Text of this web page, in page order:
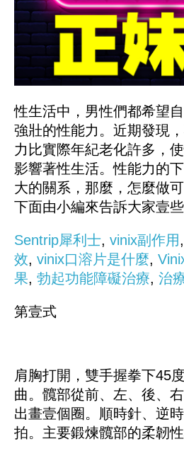
性生活中，男性們都希望
強壯的性能力。近期發現
力比實際年紀老化許多，
影響著性生活。性能力的
大的關系，那麼，怎麼做
下面由小編來告訴大家壹些
Sentrip犀利士, vinix副作用,
效, vinix口溶片是什麼,
果, 勃起功能障礙治療, 治
第壹式
肩胸打開，雙手握拳下45
曲。髖部從前、左、後、
出畫壹個圈。順時針、逆
拍。主要鍛煉髖部的柔韌性